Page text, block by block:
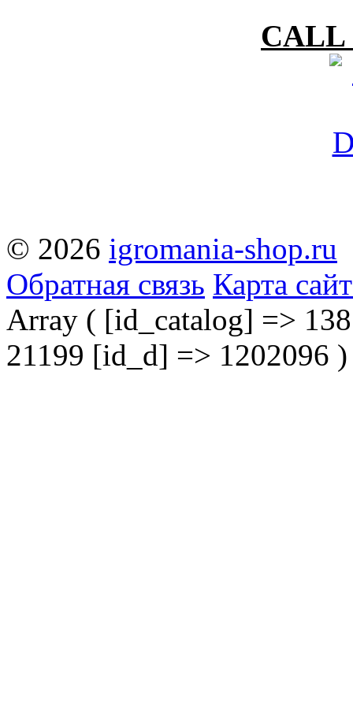
CALL
© 2026 igromania-shop.ru
Обратная связь Карта
Array ( [id_catalog] =>
21199 [id_d] => 1202096 )